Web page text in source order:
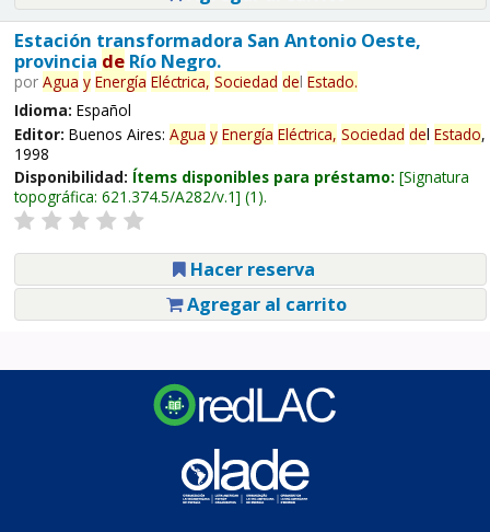
Estación transformadora San Antonio Oeste,
provincia deRío Negro.
por Agua y Energía Eléctrica, Sociedad del Estado.
Idioma: Español
Editor: Buenos Aires: Agua y Energía Eléctrica, Sociedad del Estado,
1998
Disponibilidad: Ítems disponibles para préstamo: Signatura
topográfica: 621.374.5/A282/v.1 (1).
Hacer reserva
Agregar al carrito